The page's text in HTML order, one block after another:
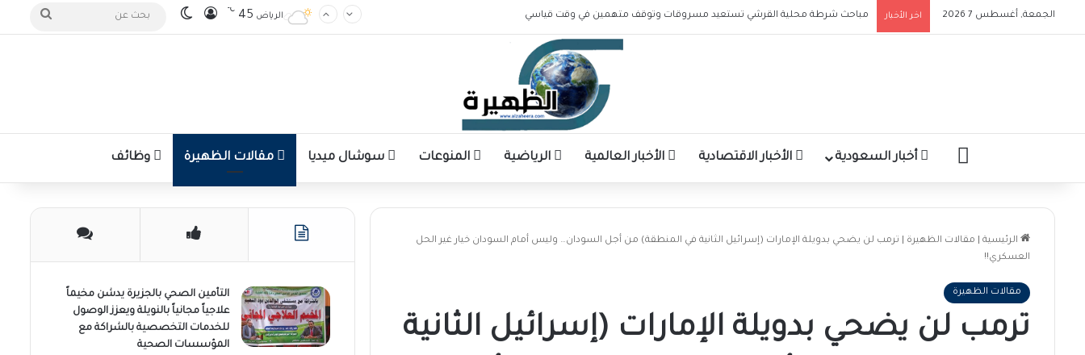
الجمعة, أغسطس 7 2026 اخر الأخبار الرياض 45
℃ تسجيل الدخول
الوضع المظلم بحث
الرئيسيةأخبار السعودية الأخبار الاقتصادية الأخبار العالمية الرياضية المنوعات سوشال ميديا مقالات الظهيرة وظائف
الرئيسية مقالات الظهيرة
ترمب لن يضحي بدويلة الإمارات (إسرائيل الثانية في المنطقة) من أجل السودان… وليس أمام السودان خيار غير الحل
العسكري!!
مقالات الظهيرة
ترمب لن يضحي بدويلة الإمارات (إسرائيل الثانية
التأمين الصحي بالجزيرة يدشن مخيماً
علاجياً مجانياً بالنويلة ويعزز الوصول
للخدمات التخصصية بالشراكة مع
المؤسسات الصحية